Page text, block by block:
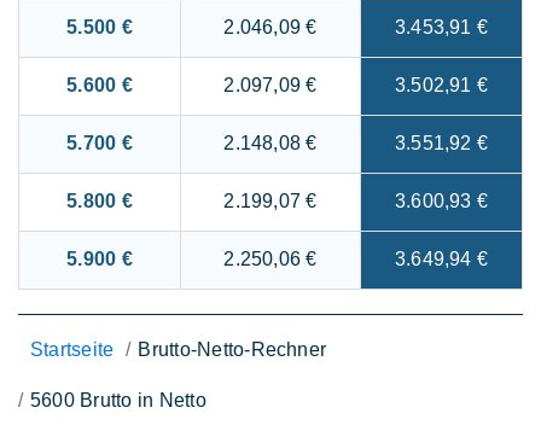
5.500 € 2.046,09 € 3.453,91 €
5.600 € 2.097,09 € 3.502,91 €
5.700 € 2.148,08 € 3.551,92 €
5.800 € 2.199,07 € 3.600,93 €
5.900 € 2.250,06 € 3.649,94 €
Startseite Brutto-Netto-Rechner
5600 Brutto in Netto